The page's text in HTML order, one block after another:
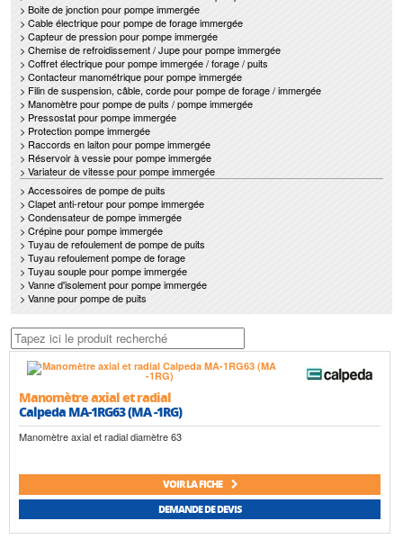
> Boite de jonction pour pompe immergée
> Cable électrique pour pompe de forage immergée
> Capteur de pression pour pompe immergée
> Chemise de refroidissement / Jupe pour pompe immergée
> Coffret électrique pour pompe immergée / forage / puits
> Contacteur manométrique pour pompe immergée
> Filin de suspension, câble, corde pour pompe de forage / immergée
> Manomètre pour pompe de puits / pompe immergée
> Pressostat pour pompe immergée
> Protection pompe immergée
> Raccords en laiton pour pompe immergée
> Réservoir à vessie pour pompe immergée
> Variateur de vitesse pour pompe immergée
> Accessoires de pompe de puits
> Clapet anti-retour pour pompe immergée
> Condensateur de pompe immergée
> Crépine pour pompe immergée
> Tuyau de refoulement de pompe de puits
> Tuyau refoulement pompe de forage
> Tuyau souple pour pompe immergée
> Vanne d'isolement pour pompe immergée
> Vanne pour pompe de puits
Manomètre axial et radial
Calpeda MA-1RG63 (MA -1RG)
Manomètre axial et radial diamètre 63
VOIR LA FICHE
DEMANDE DE DEVIS